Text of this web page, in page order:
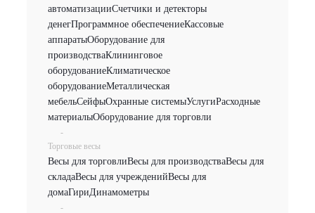
автоматизацииСчетчики и детекторы
денегПрограммное обеспечениеКассовые
аппаратыОборудование для
производстваКлининговое
оборудованиеКлиматическое
оборудованиеМеталлическая
мебельСейфыОхранные системыУслугиРасходные
материалыОборудование для торговли
-
Торговые весы
Весы для торговлиВесы для производстваВесы для
складаВесы для учрежденийВесы для
домаГириДинамометры
-